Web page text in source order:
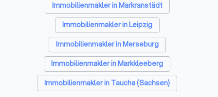
Immobilienmakler in Markranstädt
Immobilienmakler in Leipzig
Immobilienmakler in Merseburg
Immobilienmakler in Markkleeberg
Immobilienmakler in Taucha (Sachsen)